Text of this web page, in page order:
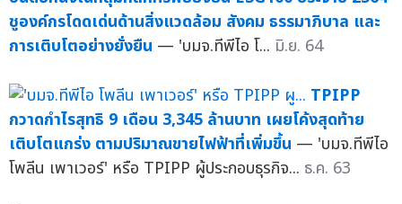
ชูองค์กรโดดเด่นด้านสิ่งแวดล้อม สังคม ธรรมาภิบาล และ
การเติบโตอย่างยั่งยืน — 'บมจ.ทีพีไอ โ... มิ.ย. 64
TPIPP
กวาดกำไรสุทธิ 9 เดือน 3,345 ล้านบาท เผยโค้งสุดท้าย
เติบโตแกร่ง ตามปริมาณขายไฟฟ้าที่เพิ่มขึ้น — 'บมจ.ทีพีไอ
โพลีน เพาเวอร์' หรือ TPIPP ผู้ประกอบธุรกิจ... ธ.ค. 63